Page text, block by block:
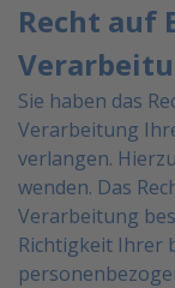
Recht auf
Sie haben das
Verarbeitung
verlangen.
wenden. Das
Verarbeitung
Richtigkeit Ihrer